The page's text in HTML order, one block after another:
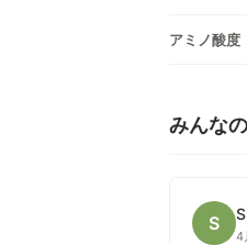
アミノ酸度
みんな
S
4